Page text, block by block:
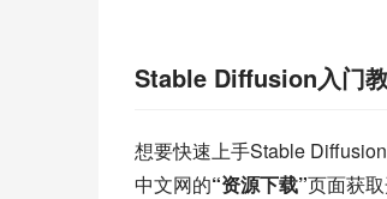
Stable Diffusion入门
想要快速上手Stable
中文网的“资源下载”页面获